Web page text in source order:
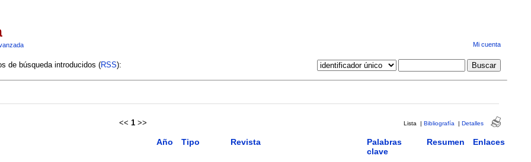
Mi cuenta
de búsqueda introducidos (RSS):
<< 1 >> Lista | Bibliografía | Detalles
Año Tipo Revista
Palabras
clave
Resumen Enlaces